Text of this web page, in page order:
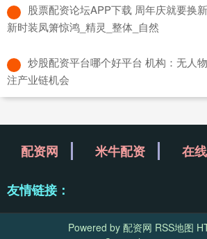
股票配资论坛APP下载 周年庆就要换
新时装凤箫惊鸿_精灵_整体_自然
炒股配资平台哪个好平台 机构：无人
注产业链机会
配资网 米牛配资 在
友情链接：
Powered by 配资网 RSS地图